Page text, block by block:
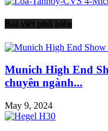
Bài viết phổ biến
Munich High End
chuyên ngành...
May 9, 2024